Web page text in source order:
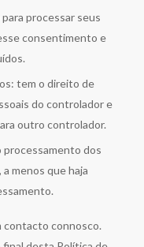
processar seus
consentimento e
tem o direito de
do controlador e
outro controlador.
dos
menos que haja
contacto connosco.